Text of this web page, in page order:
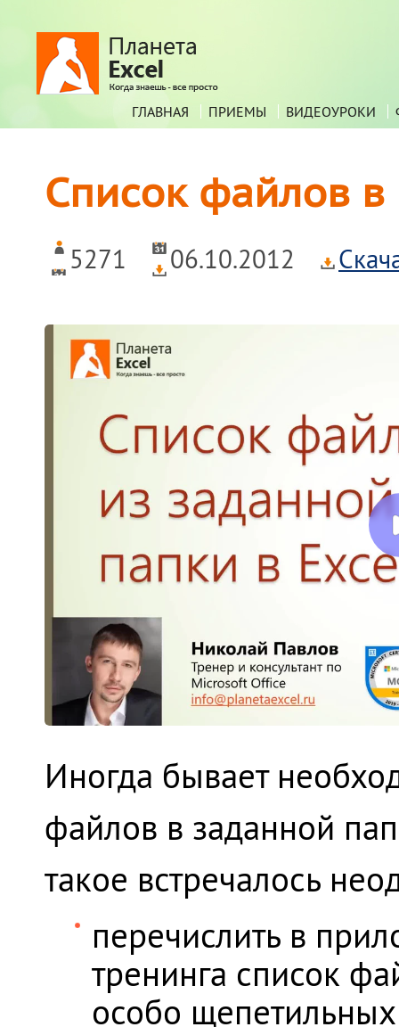
ГЛАВНАЯ ПРИЕМЫ ВИДЕОУРОКИ
Список файлов в
5271 06.10.2012
Иногда бывает
файлов в заданной
такое встречалось
перечислить в
тренинга список
особо